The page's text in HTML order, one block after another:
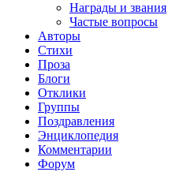
Награды и звания
Частые вопросы
Авторы
Стихи
Проза
Блоги
Отклики
Группы
Поздравления
Энциклопедия
Комментарии
Форум